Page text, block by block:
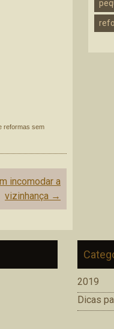
reformas sem
incomodar a
vizinhança →
2019
Dicas